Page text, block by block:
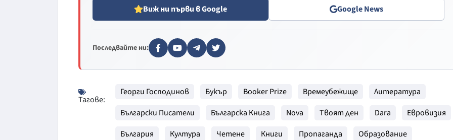
Виж ни първи в Google Google News
Последвайте ни:
Тагове:
Георги Господинов Букър Booker Prize Времеубежище
Литература
Български Писатели
Българска Книга Nova Твоят ден Dara
Евровизия
България
Култура Четене Книги Пропаганда
Образование